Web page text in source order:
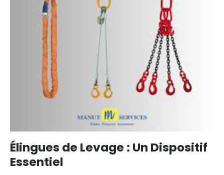
Élingues de Levage : Un Dispositif
Essentiel